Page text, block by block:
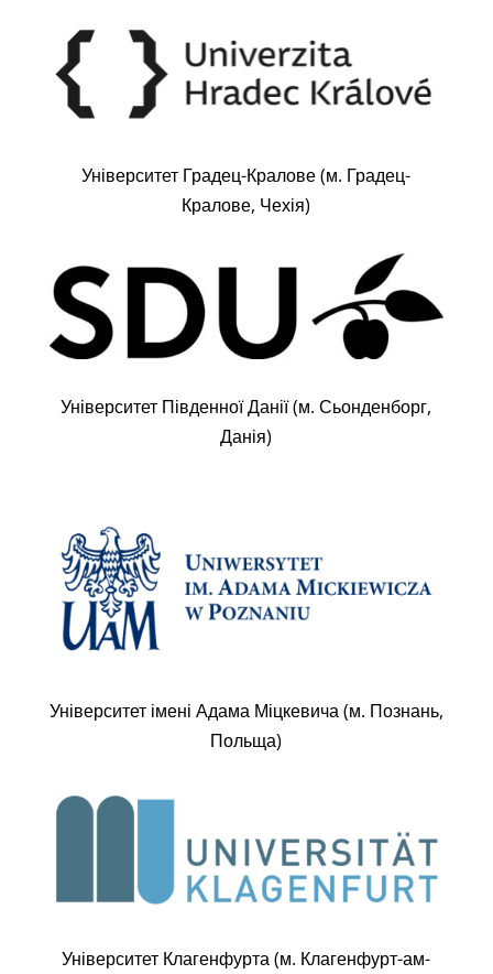
Університет Градец-Кралове (м. Градец-
Кралове, Чехія)
Університет Південної Данії (м. Сьонденборг,
Данія)
Університет імені Адама Міцкевича (м. Познань,
Польща)
Університет Клагенфурта (м. Клагенфурт-ам-